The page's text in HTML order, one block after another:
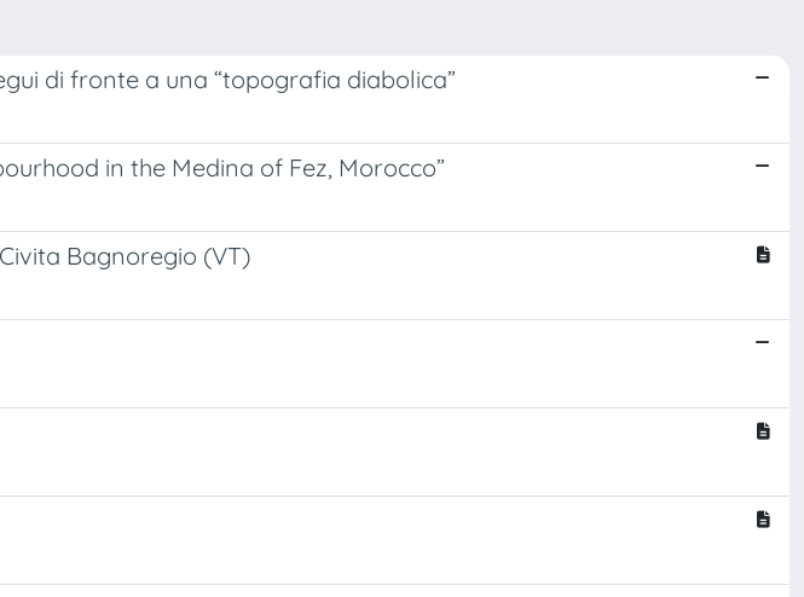
di fronte a una “topografia diabolica”
in the Medina of Fez, Morocco”
Bagnoregio (VT)